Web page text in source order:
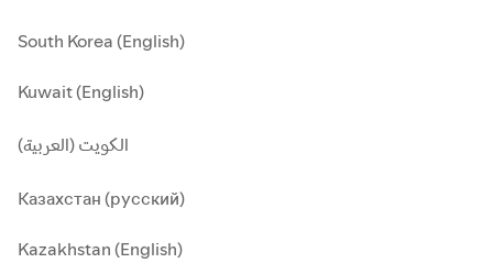
South Korea (English)
Kuwait (English)
الكويت (العربية)
Казахстан (русский)
Kazakhstan (English)